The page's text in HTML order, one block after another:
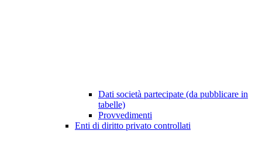
Dati società partecipate (da pubblicare in
tabelle)
Provvedimenti
Enti di diritto privato controllati